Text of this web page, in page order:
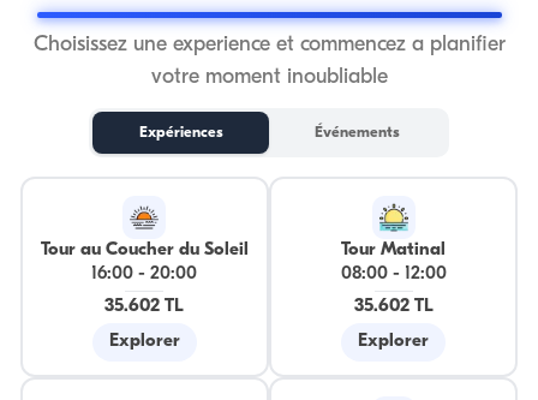
Choisissez une experience et commencez a planifier
votre moment inoubliable
Expériences Événements
Tour au Coucher du Soleil
16:00 -20:00
35.602 TL
Explorer
Tour Matinal
08:00-
12:00
35.602 TL
Explorer